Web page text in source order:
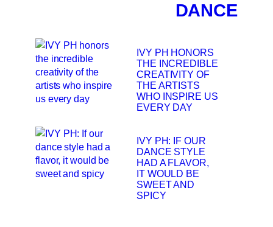
DANCE
IVY PH HONORS
THE INCREDIBLE
CREATIVITY OF
THE ARTISTS
WHO INSPIRE US
EVERY DAY
IVY PH: IF OUR
DANCE STYLE
HAD A FLAVOR,
IT WOULD BE
SWEET AND
SPICY